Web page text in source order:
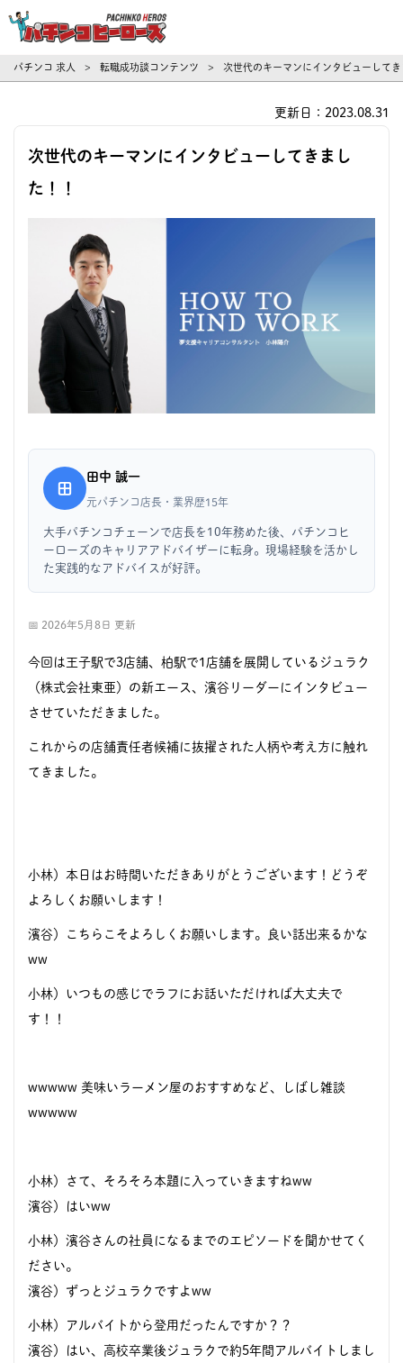
パチンコ 求人 > 転職成功談コンテンツ > 次世代のキーマンにインタビューして
更新日：2023.08.31
次世代のキーマンにインタビューしてきまし
た！！
田
田中 誠一
元パチンコ店長・業界歴15年
大手パチンコチェーンで店長を10年務めた後、パチンコヒ
ーローズのキャリアアドバイザーに転身。現場経験を活かし
た実践的なアドバイスが好評。
📅 2026年5月8日 更新
今回は王子駅で3店舗、柏駅で1店舗を展開しているジュラク
（株式会社東亜）の新エース、濱谷リーダーにインタビュー
させていただきました。
これからの店舗責任者候補に抜擢された人柄や考え方に触れ
てきました。
小林）本日はお時間いただきありがとうございます！どうぞ
よろしくお願いします！
濱谷）こちらこそよろしくお願いします。良い話出来るかな
ww
小林）いつもの感じでラフにお話いただければ大丈夫で
す！！
wwwww 美味いラーメン屋のおすすめなど、しばし雑談
wwwww
小林）さて、そろそろ本題に入っていきますねww
濱谷）はいww
小林）濱谷さんの社員になるまでのエピソードを聞かせてく
ださい。
濱谷）ずっとジュラクですよww
小林）アルバイトから登用だったんですか？？
濱谷）はい、高校卒業後ジュラクで約5年間アルバイトしまし